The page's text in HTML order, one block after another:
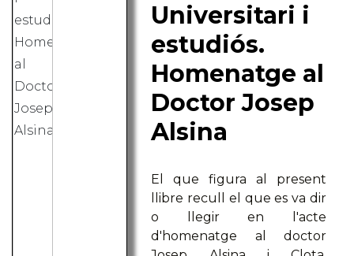
Universitari i
estudiós.
Homenatge al
Doctor Josep
Alsina
El que figura al present
llibre recull el que es va dir
o llegir en l'acte
d'homenatge al doctor